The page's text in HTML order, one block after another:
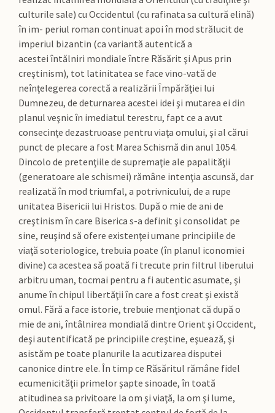
culturile sale) cu Occidentul (cu rafinata sa cultură elină)
în im- periul roman continuat apoi în mod strălucit de
imperiul bizantin (ca variantă autentică a
acestei întălniri mondiale între Răsărit şi Apus prin
creştinism), tot latinitatea se face vino-vată de
neînţelegerea corectă a realizării Împărăţiei lui
Dumnezeu, de deturnarea acestei idei şi mutarea ei din
planul veşnic în imediatul terestru, fapt ce a avut
consecinţe dezastruoase pentru viaţa omului, şi al cărui
punct de plecare a fost Marea Schismă din anul 1054.
Dincolo de pretenţiile de supremaţie ale papalităţii
(generatoare ale schismei) rămâne intenţia ascunsă, dar
realizată în mod triumfal, a potrivnicului, de a rupe
unitatea Bisericii lui Hristos. După o mie de ani de
creştinism în care Biserica s-a definit şi consolidat pe
sine, reuşind să ofere existenţei umane principiile de
viaţă soteriologice, trebuia poate (în planul iconomiei
divine) ca acestea să poată fi trecute prin filtrul liberului
arbitru uman, tocmai pentru a fi autentic asumate, şi
anume în chipul libertăţii în care a fost creat şi există
omul. Fără a face istorie, trebuie menţionat că după o
mie de ani, întâlnirea mondială dintre Orient şi Occident,
deşi autentificată pe principiile creştine, eşuează, şi
asistăm pe toate planurile la acutizarea disputei
canonice dintre ele. În timp ce Răsăritul rămâne fidel
ecumenicităţii primelor şapte sinoade, în toată
atitudinea sa privitoare la om şi viaţă, la om şi lume,